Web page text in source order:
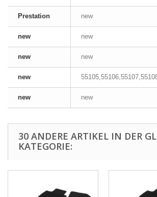
Prestation new
new new
new new
new
new new
30 ANDERE ARTIKEL IN DER
KATEGORIE: